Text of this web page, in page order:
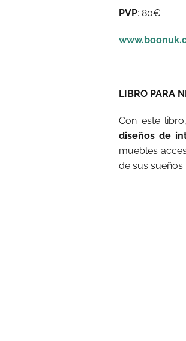
PVP: 80€
LIBRO PARA
Con este
diseños de
muebles
de sus sueños.